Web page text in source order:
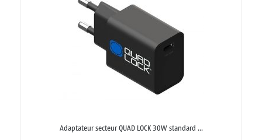
Adaptateur secteur QUAD LOCK 30W standard ...